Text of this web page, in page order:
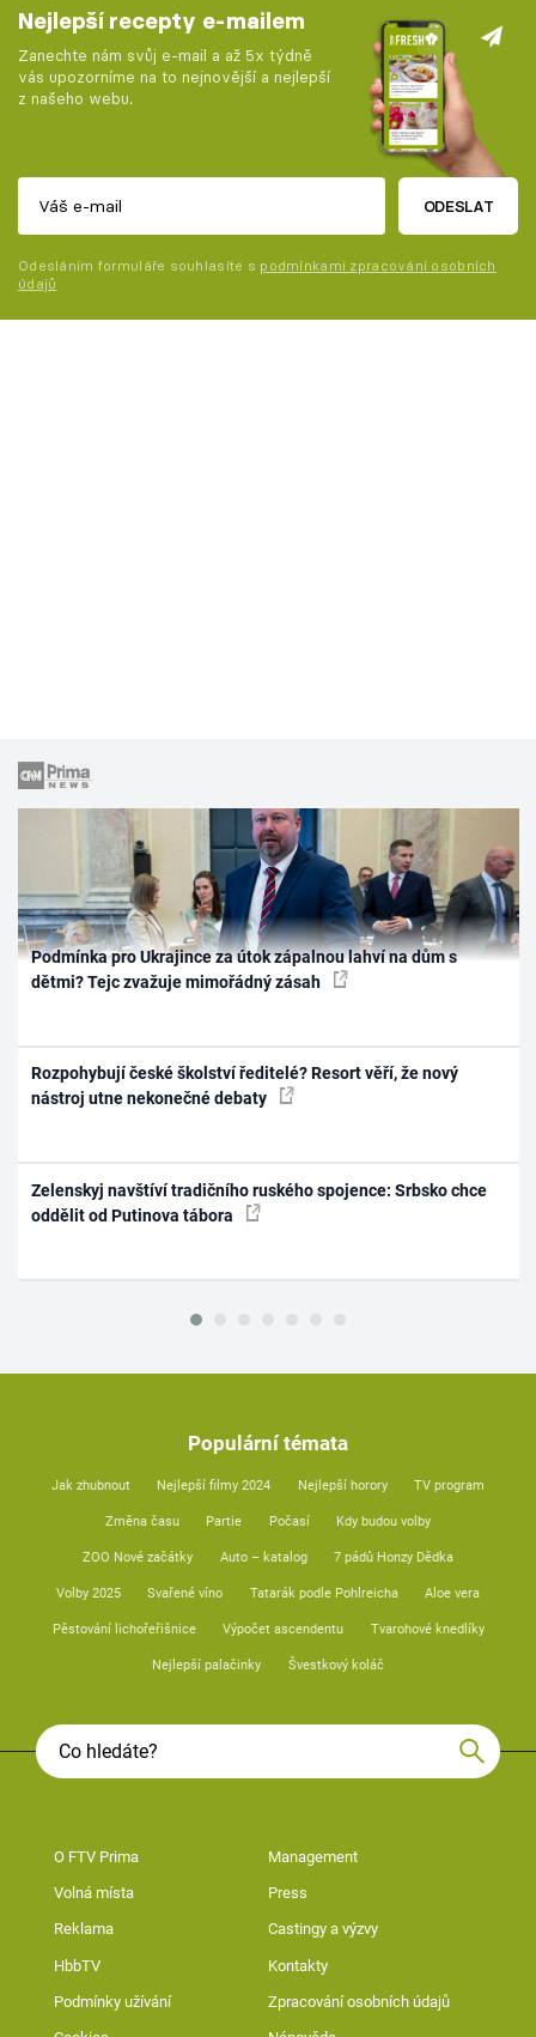
Nejlepší recepty e-mailem
Zanechte nám svůj e-mail a až 5x týdně
vás upozorníme na to nejnovější a nejlepší
z našeho webu.
ODESLAT
Odesláním formuláře souhlasíte s podmínkami zpracování osobních
údajů
Podmínka pro Ukrajince za útok zápalnou lahví na dům s
dětmi? Tejc zvažuje mimořádný zásah
Rozpohybují české školství ředitelé? Resort věří, že nový
nástroj utne nekonečné debaty
Zelenskyj navštíví tradičního ruského spojence: Srbsko chce
oddělit od Putinova tábora
Populární témata
Jak zhubnout Nejlepší filmy 2024 Nejlepší horory TV program
Změna času Partie Počasí Kdy budou volby
ZOO Nové začátky Auto – katalog 7 pádů Honzy Dědka
Volby 2025 Svařené víno Tatarák podle Pohlreicha Aloe vera
Pěstování lichořeřišnice Výpočet ascendentu Tvarohové knedlíky
Nejlepší palačinky Švestkový koláč
O FTV Prima Management
Volná místa Press
Reklama Castingy a výzvy
HbbTV Kontakty
Podmínky užívání Zpracování osobních údajů